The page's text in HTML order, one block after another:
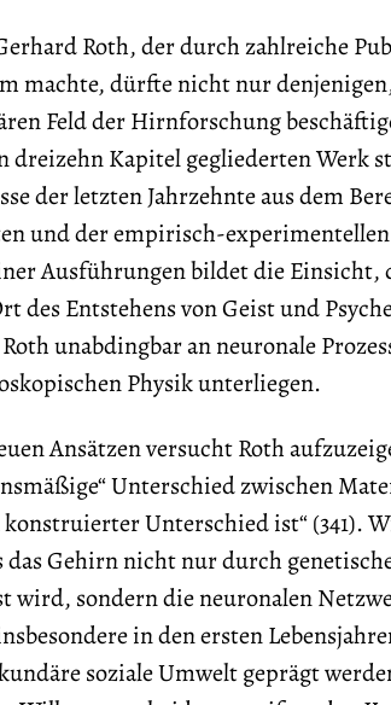
Roth, der durch zahlreiche
machte, dürfte nicht nur
Feld der Hirnforschung
dreizehn Kapitel gegliederten Werk
der letzten Jahrzehnte aus dem
und der empirisch-
Ausführungen bildet die Einsicht,
des Entstehens von Geist und
unabdingbar an neuronale
Physik unterliegen.
Ansätzen versucht Roth
Unterschied zwischen
Unterschied ist“ (341).
Gehirn nicht nur durch
wird, sondern die neuronalen
in den ersten
soziale Umwelt geprägt